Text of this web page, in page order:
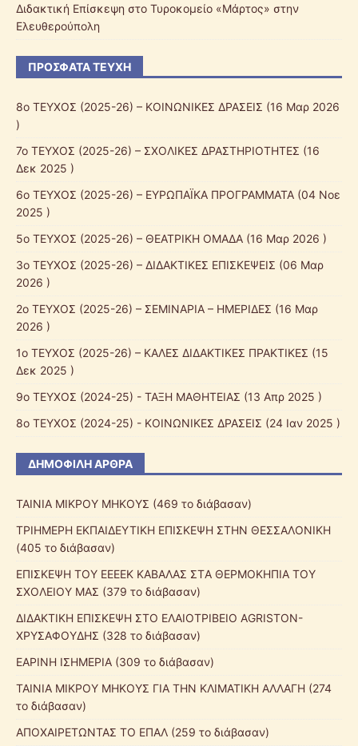
Διδακτική Επίσκεψη στο Τυροκομείο «Μάρτος» στην
Ελευθερούπολη
ΠΡΌΣΦΑΤΑ ΤΕΎΧΗ
8ο ΤΕΥΧΟΣ (2025-26) – ΚΟΙΝΩΝΙΚΕΣ ΔΡΑΣΕΙΣ (16 Μαρ 2026
)
7ο ΤΕΥΧΟΣ (2025-26) – ΣΧΟΛΙΚΕΣ ΔΡΑΣΤΗΡΙΟΤΗΤΕΣ (16
Δεκ 2025 )
6ο ΤΕΥΧΟΣ (2025-26) – ΕΥΡΩΠΑΪΚΑ ΠΡΟΓΡΑΜΜΑΤΑ (04 Νοε
2025 )
5ο ΤΕΥΧΟΣ (2025-26) – ΘΕΑΤΡΙΚΗ ΟΜΑΔΑ (16 Μαρ 2026 )
3ο ΤΕΥΧΟΣ (2025-26) – ΔΙΔΑΚΤΙΚΕΣ ΕΠΙΣΚΕΨΕΙΣ (06 Μαρ
2026 )
2ο ΤΕΥΧΟΣ (2025-26) – ΣΕΜΙΝΑΡΙΑ – ΗΜΕΡΙΔΕΣ (16 Μαρ
2026 )
1ο ΤΕΥΧΟΣ (2025-26) – ΚΑΛΕΣ ΔΙΔΑΚΤΙΚΕΣ ΠΡΑΚΤΙΚΕΣ (15
Δεκ 2025 )
9ο ΤΕΥΧΟΣ (2024-25) - ΤΑΞΗ ΜΑΘΗΤΕΙΑΣ (13 Απρ 2025 )
8ο ΤΕΥΧΟΣ (2024-25) - ΚΟΙΝΩΝΙΚΕΣ ΔΡΑΣΕΙΣ (24 Ιαν 2025 )
ΔΗΜΟΦΙΛΉ ΆΡΘΡΑ
ΤΑΙΝΙΑ ΜΙΚΡΟΥ ΜΗΚΟΥΣ (469 το διάβασαν)
ΤΡΙΗΜΕΡΗ ΕΚΠΑΙΔΕΥΤΙΚΗ ΕΠΙΣΚΕΨΗ ΣΤΗΝ ΘΕΣΣΑΛΟΝΙΚΗ
(405 το διάβασαν)
ΕΠΙΣΚΕΨΗ ΤΟΥ ΕΕEΕΚ ΚΑΒΑΛΑΣ ΣTΑ ΘΕΡΜΟΚΗΠΙΑ ΤΟΥ
ΣΧΟΛΕΙΟΥ ΜΑΣ (379 το διάβασαν)
ΔΙΔΑΚΤΙΚΗ ΕΠΙΣΚΕΨΗ ΣΤΟ ΕΛΑΙΟΤΡΙΒΕΙΟ AGRISTON-
ΧΡΥΣΑΦΟΥΔΗΣ (328 το διάβασαν)
ΕΑΡΙΝΗ ΙΣΗΜΕΡΙΑ (309 το διάβασαν)
ΤΑΙΝΙΑ ΜΙΚΡΟΥ ΜΗΚΟΥΣ ΓΙΑ ΤΗΝ ΚΛΙΜΑΤΙΚΗ ΑΛΛΑΓΗ (274
το διάβασαν)
ΑΠΟΧΑΙΡΕΤΩΝΤΑΣ ΤΟ ΕΠΑΛ (259 το διάβασαν)